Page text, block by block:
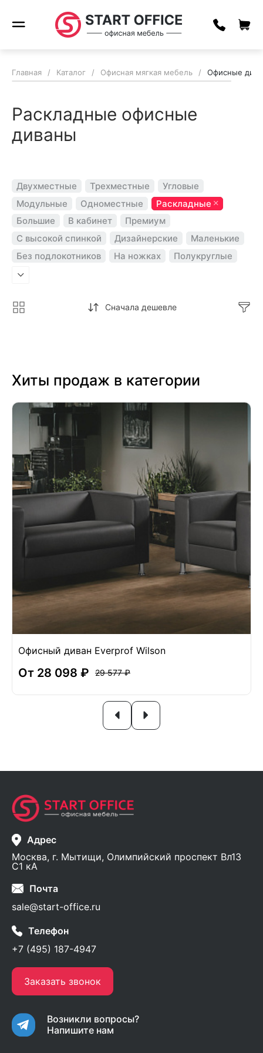
Главная / Каталог / Офисная мягкая мебель / Офисные
Раскладные офисные
диваны
Двухместные Трехместные
Угловые
Модульные
Одноместные
Раскладные
Большие
В кабинет
Премиум
С высокой спинкой
Дизайнерские
Маленькие
Без подлокотников
На ножках Полукруглые
Сначала дешевле
Хиты продаж в категории
Офисный диван Everprof Wilson
От 28 098 ₽ 29 577 ₽
Адрес
Москва, г. Мытищи, Олимпийский проспект Вл13
С1 кА
Почта
sale@start-office.ru
Телефон
+7 (495) 187-4947
Заказать звонок
Возникли вопросы?
Напишите нам